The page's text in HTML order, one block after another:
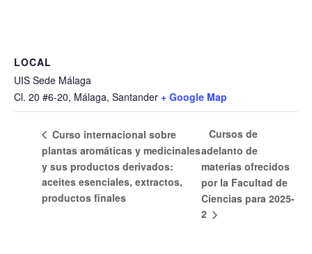
LOCAL
UIS Sede Málaga
Cl. 20 #6-20, Málaga, Santander + Google Map
Curso internacional sobre
plantas aromáticas y medicinales
y sus productos derivados:
aceites esenciales, extractos,
productos finales
Cursos de
adelanto de
materias ofrecidos
por la Facultad de
Ciencias para 2025-
2